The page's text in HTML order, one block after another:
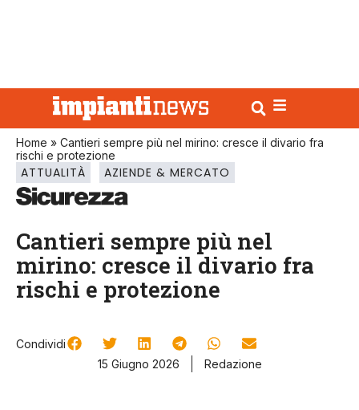
Home » Cantieri sempre più nel mirino: cresce il divario fra
rischi e protezione
ATTUALITÀ AZIENDE & MERCATO
Cantieri sempre più nel
mirino: cresce il divario fra
rischi e protezione
Condividi
15 Giugno 2026
Redazione